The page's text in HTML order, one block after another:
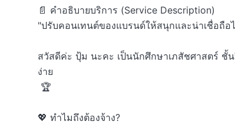
📄 คำอธิบายบริการ (Service Description)
"ปรับคอนเทนต์ของแบรนด์ให้สนุกและน่าเชื่อถือ
สวัสดีค่ะ ปุ้ม นะคะ เป็นนักศึกษาเภสัชศาสตร์ ชั้น
ง่าย
💖 ทำไมถึงต้องจ้าง?